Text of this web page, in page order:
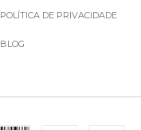
POLÍTICA DE PRIVACIDADE
BLOG